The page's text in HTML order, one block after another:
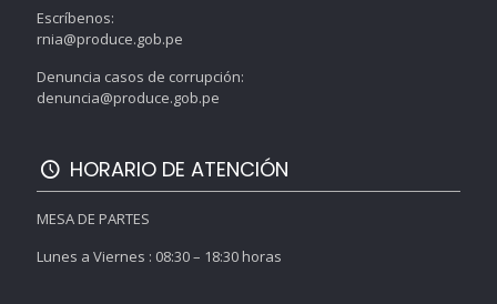
Escríbenos:
rnia@produce.gob.pe
Denuncia casos de corrupción:
denuncia@produce.gob.pe
HORARIO DE ATENCIÓN
MESA DE PARTES
Lunes a Viernes : 08:30 – 18:30 horas